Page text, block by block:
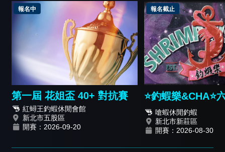
報名中
第一屆 花姐盃 40+ 對抗賽
紅蟳王釣蝦休閒會館
新北市五股區
開賽：2026-09-20
報名截止
⭐️釣蝦樂&CHA⭐️
請賽嗆蝦休閒釣蝦
新北市新莊區
開賽：2026-08-30